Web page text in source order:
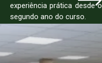
experiência prática desde o
segundo ano do curso.